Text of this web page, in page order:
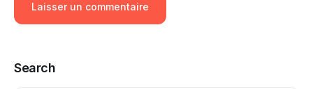
Search